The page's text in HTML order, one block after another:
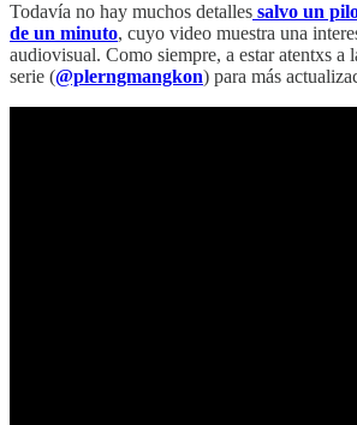
Todavía no hay muchos detalles salvo un
de un minuto, cuyo video muestra una
audiovisual. Como siempre, a estar atentxs a
serie (@plerngmangkon) para más